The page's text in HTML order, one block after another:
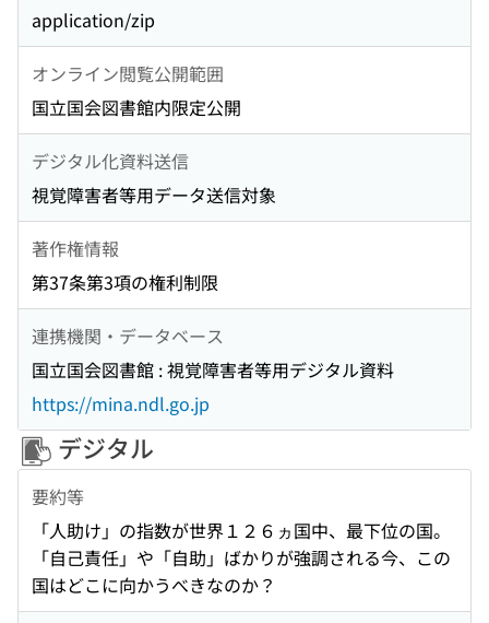
application/zip
オンライン閲覧公開範囲
国立国会図書館内限定公開
デジタル化資料送信
視覚障害者等用データ送信対象
著作権情報
第37条第3項の権利制限
連携機関・データベース
国立国会図書館 : 視覚障害者等用デジタル資料
https://mina.ndl.go.jp
デジタル
要約等
「人助け」の指数が世界１２６ヵ国中、最下位の国。
「自己責任」や「自助」ばかりが強調される今、この
国はどこに向かうべきなのか？